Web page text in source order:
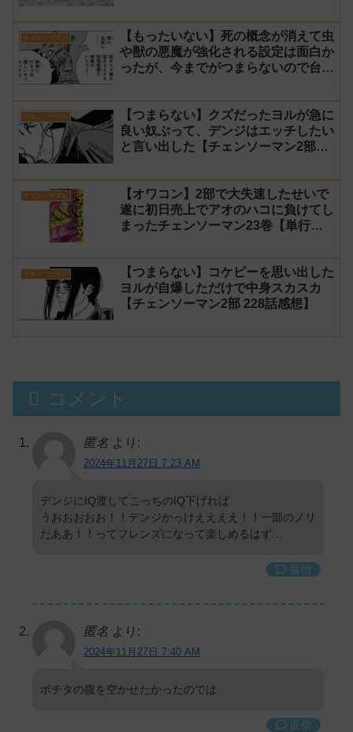
チェンソーマン
【もったいない】死の概念が消えて虫
や獣の悪魔が強化される設定は面白か
ったが、今までがつまらないので台無
チェンソーマン
【つまらない】クズだったヨルが急に
良い奴ぶって、デンジはエッチしたい
と言い出した【チェンソーマン2部
チェンソーマン
【オワコン】2部で大失速したせいで
遂に初日売上でアオのハコに負けてし
まったチェンソーマン23巻【単行
チェンソーマン
【つまらない】コケピーを思い出した
ヨルが自爆しただけで中身スカスカ
【チェンソーマン2部 228話感想】
コメント
匿名 より:
2024年11月27日 7:23 AM
デンジにIQ渡してこっちのIQ下げれば
うおおおおお！！デンジかっけええええ！！一部のノリ
だああ！！ってフレンズになって楽しめるはず…
返信
匿名 より:
2024年11月27日 7:40 AM
ポチタの腹を空かせたかったのでは
返信